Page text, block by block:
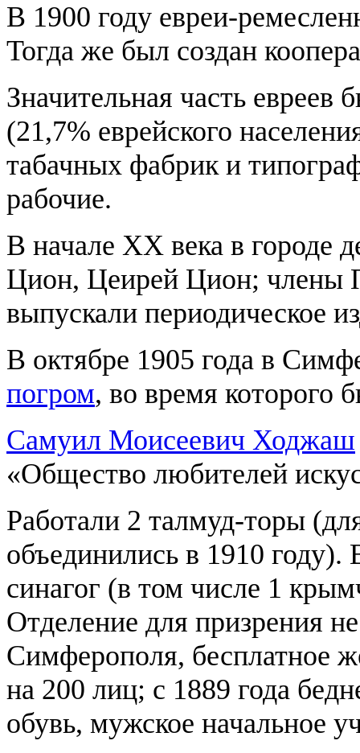
В 1900 году евреи-
Тогда же был создан
Значительная часть евреев
(21,7% еврейского
табачных фабрик и
рабочие.
В начале XX века в городе
Цион, Цеирей Цион; члены
выпускали периодическое
В октябре 1905 года в
погром, во время которого
Самуил Моисеевич Ходжаш
«Общество любителей
Работали 2 талмуд-торы
объединились в 1910 году).
синагог (в том числе 1
Отделение для призрения
Симферополя, бесплатное
на 200 лиц; с 1889 года
обувь, мужское начальное